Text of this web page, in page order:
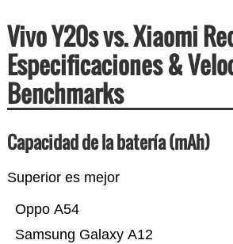
Vivo Y20s vs. Xiaomi
Especificaciones &
Benchmarks
Capacidad de la batería (mAh)
Superior es mejor
Samsung Galaxy A12
Oppo A54